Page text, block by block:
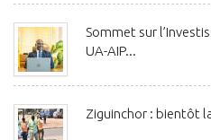
Sommet sur
UA-AIP...
Ziguinchor : bientôt